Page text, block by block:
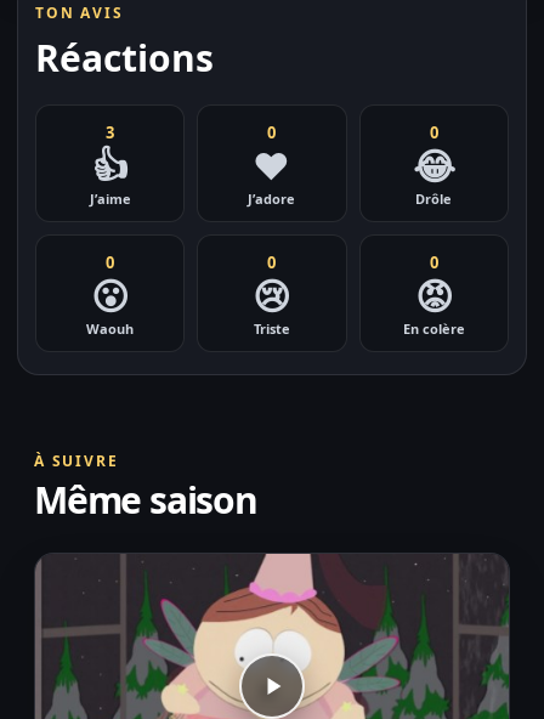
TON AVIS
Réactions
3
👍
J’aime
0
❤️
J’adore
0
😂
Drôle
0
😮
Waouh
0
😢
Triste
0
😡
En colère
À SUIVRE
Même saison